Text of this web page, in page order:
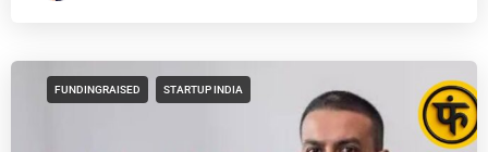
FUNDINGRAISED STARTUP INDIA